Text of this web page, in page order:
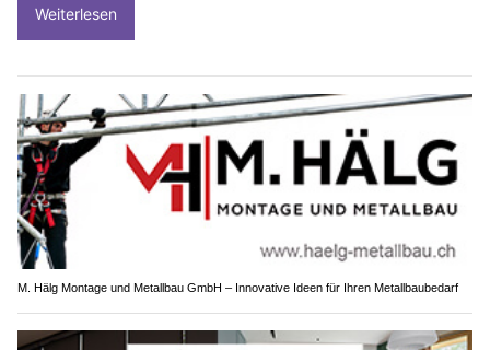
Weiterlesen
M. Hälg Montage und Metallbau GmbH – Innovative Ideen für Ihren Metallbaubedarf